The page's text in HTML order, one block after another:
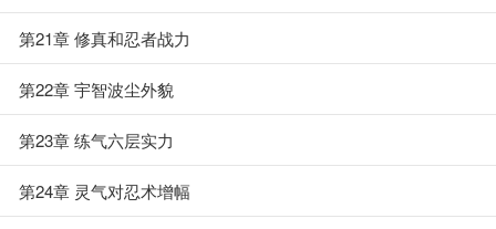
第21章 修真和忍者战力
第22章 宇智波尘外貌
第23章 练气六层实力
第24章 灵气对忍术增幅